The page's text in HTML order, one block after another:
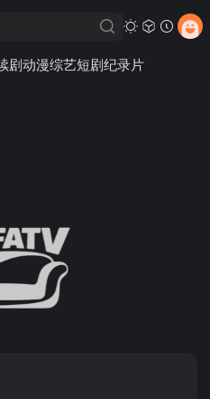
剧动漫综艺短剧纪录片